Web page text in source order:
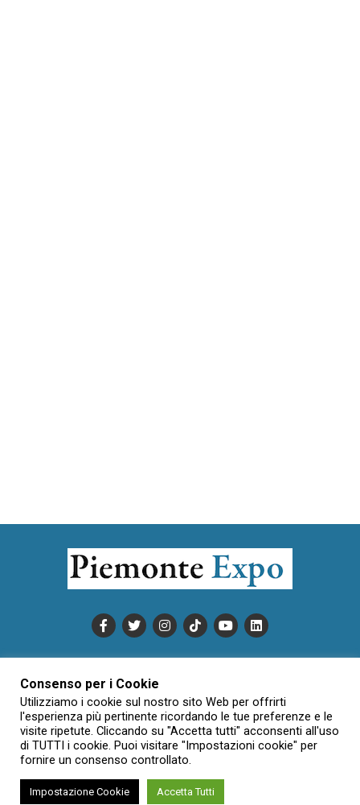
INFORMATIVA SULLA PRIVACY
CONDIZIONI DI UTILIZZO
DATI SOCIETARI
NOVAJO
CREDITS
CONTATTTI
Creative Commons Attribuzione - Non commerciale - Non opere
Consenso per i Cookie
Utilizziamo i cookie sul nostro sito Web per offrirti
l'esperienza più pertinente ricordando le tue preferenze e le
visite ripetute. Cliccando su "Accetta tutti" acconsenti all'uso
di TUTTI i cookie. Puoi visitare "Impostazioni cookie" per
fornire un consenso controllato.
Impostazione Cookie Accetta Tutti